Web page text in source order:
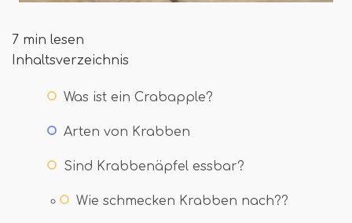
7 min lesen
Inhaltsverzeichnis
Was ist ein Crabapple?
Arten von Krabben
Sind Krabbenäpfel essbar?
Wie schmecken Krabben nach??